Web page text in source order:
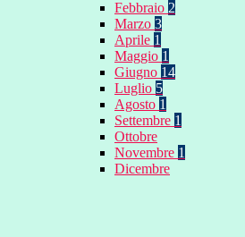
Febbraio 2
Marzo 3
Aprile 1
Maggio 1
Giugno 14
Luglio 5
Agosto 1
Settembre 1
Ottobre
Novembre 1
Dicembre